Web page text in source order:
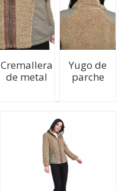
Cremallera
de metal
Yugo de
parche